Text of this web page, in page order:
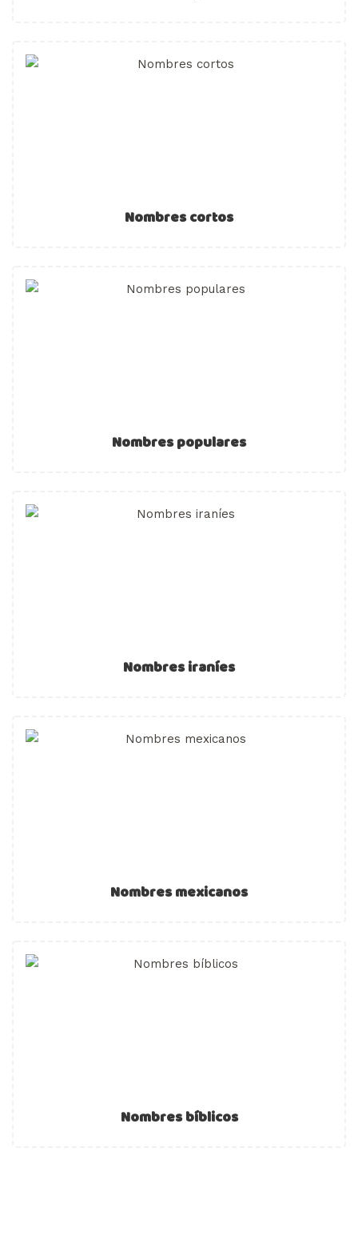
Nombres cortos
Nombres populares
Nombres iraníes
Nombres mexicanos
Nombres bíblicos